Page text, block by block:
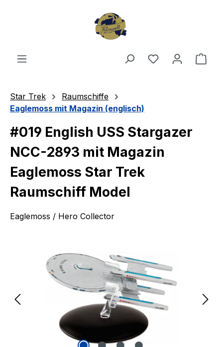
Du hast 0
Star Trek
Raumschiffe
Eaglemoss mit Magazin (englisch)
#019 English USS Stargazer
NCC-2893 mit Magazin
Eaglemoss Star Trek
Raumschiff Model
Eaglemoss / Hero Collector